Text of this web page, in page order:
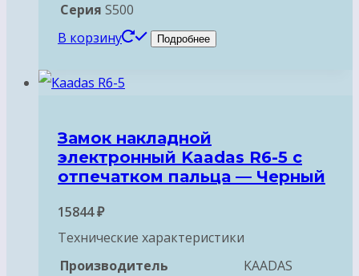
Серия S500
В корзину
Подробнее
Замок накладной
электронный Kaadas R6-5 с
отпечатком пальца — Черный
15844₽
Технические характеристики
Производитель
KAADAS